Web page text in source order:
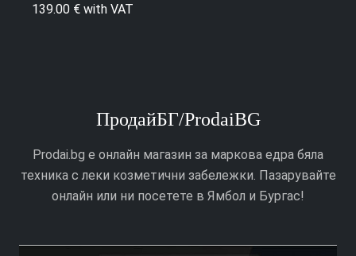
139.00 € with VAT
ПродайБГ/ProdaiBG
Prodai.bg е онлайн магазин за маркова едра бяла
техника с леки козметични забележки. Пазарувайте
онлайн или ни посетете в Ямбол и Бургас!